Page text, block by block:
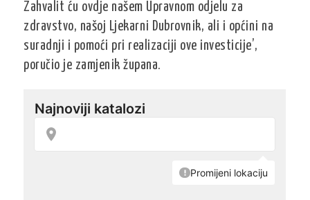
Zahvalit ću ovdje našem Upravnom odjelu za
zdravstvo, našoj Ljekarni Dubrovnik, ali i općini na
suradnji i pomoći pri realizaciji ove investicije’,
poručio je zamjenik župana.